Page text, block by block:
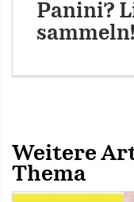
Panini?
sammeln!
Weitere
Thema